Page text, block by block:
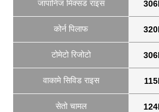
जापानिज मिक्सड राइस
कोर्न पिलाफ
टोमेटो रिजोटो
वाकामे सिविड राइस
सेतो चामल